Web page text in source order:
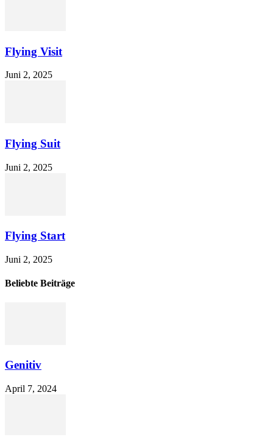
Flying Visit
Juni 2, 2025
Flying Suit
Juni 2, 2025
Flying Start
Juni 2, 2025
Beliebte Beiträge
Genitiv
April 7, 2024